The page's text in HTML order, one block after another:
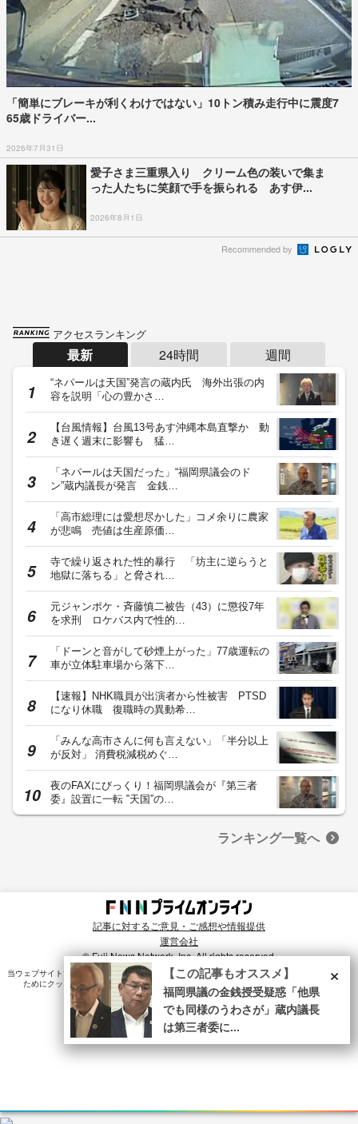
「簡単にブレーキが利くわけではない」10トン積み走行中に震度7
65歳ドライバー...
2026年7月31日
愛子さま三重県入り クリーム色の装いで集ま
った人たちに笑顔で手を振られる あす伊...
2026年8月1日
Recommended by
アクセスランキング
最新 24時間 週間
“ネパールは天国”発言の蔵内氏 海外出張の内
容を説明「心の豊かさ…
【台風情報】台風13号あす沖縄本島直撃か 動
き遅く週末に影響も 猛…
「ネパールは天国だった」“福岡県議会のド
ン”蔵内議長が発言 金銭…
「高市総理には愛想尽かした」コメ余りに農家
が悲鳴 売値は生産原価…
寺で繰り返された性的暴行 「坊主に逆らうと
地獄に落ちる」と脅され…
元ジャンポケ・斉藤慎二被告（43）に懲役7年
を求刑 ロケバス内で性的…
「ドーンと音がして砂煙上がった」77歳運転の
車が立体駐車場から落下…
【速報】NHK職員が出演者から性被害 PTSD
になり休職 復職時の異動希…
「みんな高市さんに何も言えない」「半分以上
が反対」 消費税減税めぐ…
夜のFAXにびっくり！福岡県議会が『第三者
委』設置に一転 ‟天国”の…
ランキング一覧へ
記事に対するご意見・ご感想や情報提供
運営会社
© Fuji News Network, Inc. All rights reserved.
当ウェブサイトでは、ユーザのニーズ・興味・関⼼に合致したコンテンツや広告配信を提供する
ためにクッキーを使⽤しています。詳細は、
プライバシーポリシー をご確認ください。×
【この記事もオススメ】
福岡県議の金銭授受疑惑「他県
でも同様のうわさが」蔵内議長
は第三者委に...